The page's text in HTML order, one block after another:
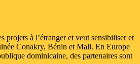
à l’étranger et veut sensibiliser et
Conakry, Bénin et Mali. En Europe
dominicaine, des partenaires sont